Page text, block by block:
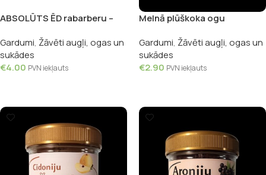
ABSOLŪTS ĒD rabarberu –
Gardumi, Žāvēti augļi, ogas un
sukādes
€4.00 PVN iekļauts
Melnā plūškoka ogu
Gardumi, Žāvēti augļi, ogas un
sukādes
€2.90 PVN iekļauts